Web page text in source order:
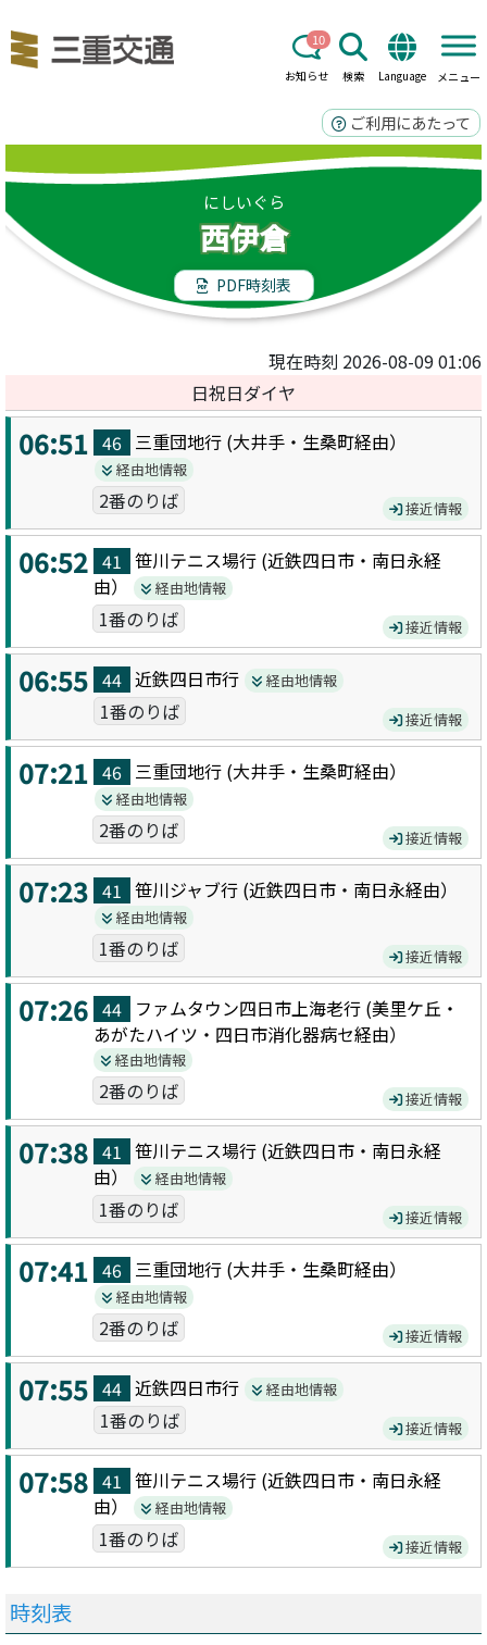
お知らせ
10
検索 Language メニュー
ご利用にあたって
にしいぐら
西伊倉
PDF時刻表
現在時刻 2026-08-09 01:06
日祝日ダイヤ
06:51 46 三重団地行 (大井手・生桑町経由）
経由地情報
2番のりば 接近情報
06:52 41 笹川テニス場行 (近鉄四日市・南日永経
由）
経由地情報
1番のりば 接近情報
06:55 44 近鉄四日市行 経由地情報
1番のりば 接近情報
07:21 46 三重団地行 (大井手・生桑町経由）
経由地情報
2番のりば 接近情報
07:23 41 笹川ジャブ行 (近鉄四日市・南日永経由）
経由地情報
1番のりば 接近情報
07:26 44 ファムタウン四日市上海老行 (美里ケ丘・
あがたハイツ・四日市消化器病セ経由）
経由地情報
2番のりば 接近情報
07:38 41 笹川テニス場行 (近鉄四日市・南日永経
由）
経由地情報
1番のりば 接近情報
07:41 46 三重団地行 (大井手・生桑町経由）
経由地情報
2番のりば 接近情報
07:55 44 近鉄四日市行 経由地情報
1番のりば 接近情報
07:58 41 笹川テニス場行 (近鉄四日市・南日永経
由）
経由地情報
1番のりば 接近情報
時刻表